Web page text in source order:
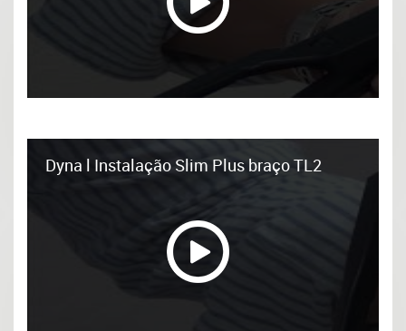
Dyna l Instalação Slim Plus braço TL2